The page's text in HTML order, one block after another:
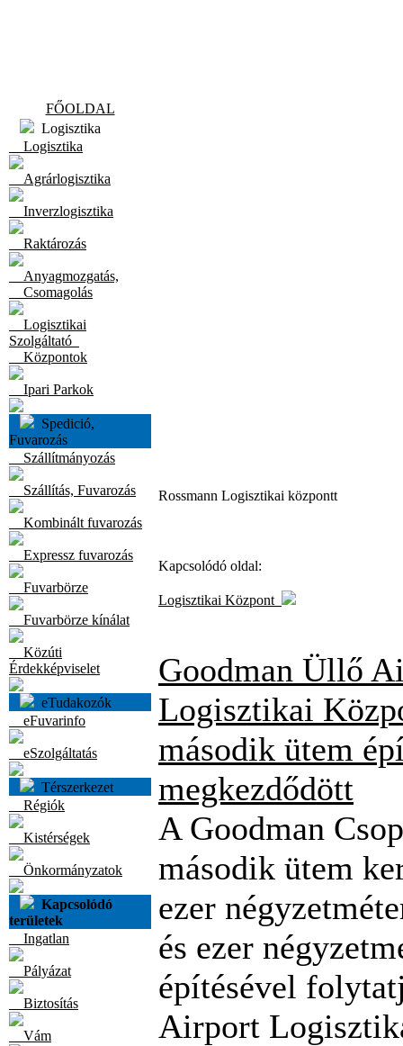
FŐOLDAL
Logisztika
Logisztika
Agrárlogisztika
Inverzlogisztika
Raktározás
Anyagmozgatás,
Csomagolás
Logisztikai
Szolgáltató
Központok
Ipari Parkok
Spedició,
Fuvarozás
Szállítmányozás
Szállítás, Fuvarozás
Kombinált fuvarozás
Expressz fuvarozás
Fuvarbörze
Fuvarbörze kínálat
Közúti
Érdekképviselet
eTudakozók
eFuvarinfo
eSzolgáltatás
Térszerkezet
Régiók
Kistérségek
Önkormányzatok
Kapcsolódó
területek
Ingatlan
Pályázat
Biztosítás
Vám
Rossmann Logisztikai központt
Kapcsolódó oldal:
Logisztikai Központ
Goodman Üllő
Logisztikai
második ütem
megkezdődött
A Goodman
második ütem
ezer
és ezer
építésével
Airport